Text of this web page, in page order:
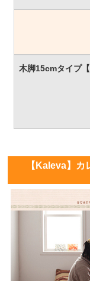
【Kaleva】カ